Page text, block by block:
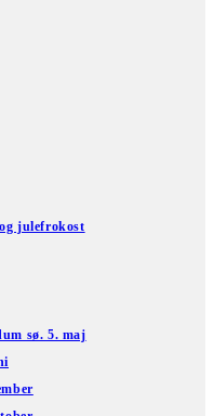
julefrokost
sø. 5. maj